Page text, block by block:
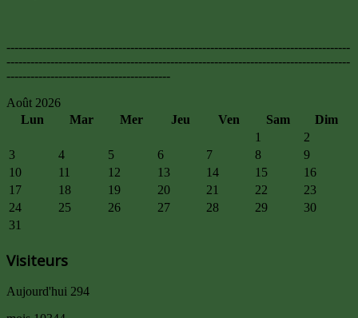
--------------------------------------------------------------------------------------
--------------------------------------------------------------------------------------
-----------------------------------------
Août 2026
Lun
Mar Mer Jeu Ven Sam
Dim
1
2
3
4 5 6 7 8
9
10
11 12 13 14 15
16
17
18 19 20 21 22
23
24
25 26 27 28 29
30
31
Visiteurs
Aujourd'hui 294